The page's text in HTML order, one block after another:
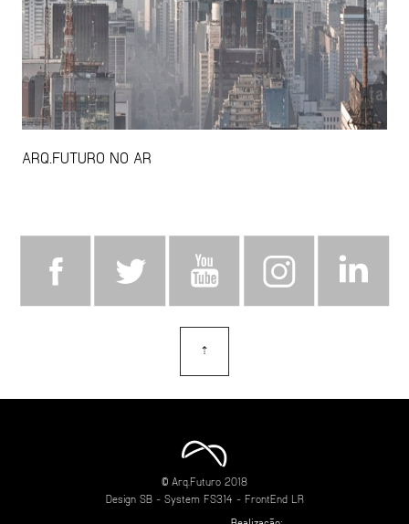
ARQ.FUTURO NO AR
⇡
© Arq.Futuro 2018
Design SB- System FS314 - FrontEnd LR